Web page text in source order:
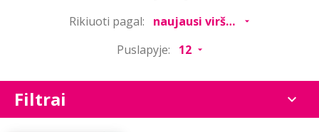
Rikiuoti pagal:
Puslapyje:
Filtrai